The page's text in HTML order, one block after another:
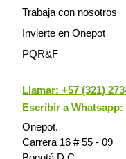
Trabaja con nosotros
Invierte en Onepot
PQR&F
Llamar:+57 (321)
Escribir a Whatsapp:
Onepot.
Carrera 16 # 55 - 09